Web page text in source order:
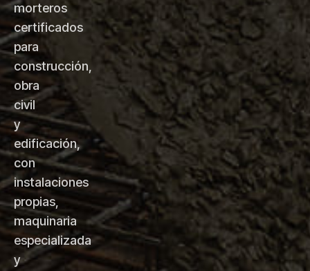
morteros
certificados
para
construcción,
obra
civil
y
edificación,
con
instalaciones
propias,
maquinaria
especializada
y